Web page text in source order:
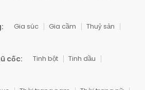
Gia súc Gia cầm
Thuỷ sản
cốc: Tinh bột
Tinh dầu